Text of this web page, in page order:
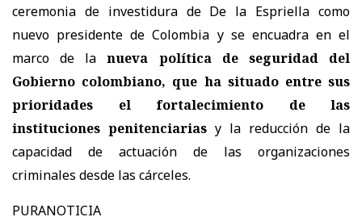
ceremonia de investidura de De la Espriella como
nuevo presidente de Colombia y se encuadra en el
marco de lanueva política de seguridad del
Gobierno colombiano, que ha situado entre sus
prioridades el fortalecimiento de las
instituciones penitenciarias y la reducción de la
capacidad de actuación de las organizaciones
criminales desde las cárceles.
PURANOTICIA